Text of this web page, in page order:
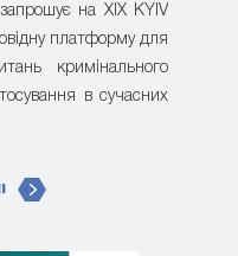
запрошує на XIX KYIV
платформу для
кримінального
в сучасних